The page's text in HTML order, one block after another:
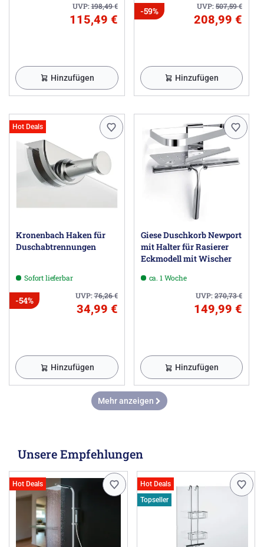
UVP:198,49€
115,49 €
Hinzufügen
UVP:507,59€
-59%
208,99 €
Hinzufügen
Hot Deals
Kronenbach Haken für
Duschabtrennungen
Sofort lieferbar
UVP:76,26€
-54%
34,99 €
Hinzufügen
Giese Duschkorb Newport
mit Halter für Rasierer
Eckmodell mit Wischer
ca. 1 Woche
UVP:270,73€
149,99 €
Hinzufügen
Mehr anzeigen
Unsere Empfehlungen
Hot Deals
Hot Deals
Topseller